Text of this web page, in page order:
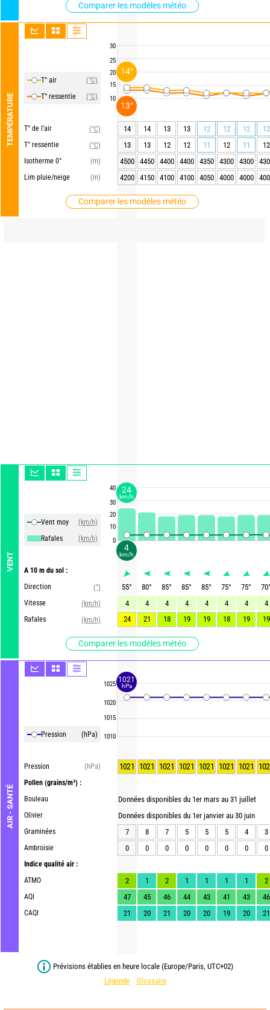
Comparer les modèles météo
TEMPÉRATURE
T° air
(°C)
T° ressentie
(°C)
T° de l'air
(°C)
T° ressentie
(°C)
Isotherme 0°
(m)
Lim pluie/neige
(m)
Comparer les modèles météo
VENT
Vent moy
(km/h)
Rafales
(km/h)
A 10 m du sol :
Direction
(°)
Vitesse
(km/h)
Rafales
(km/h)
Comparer les modèles météo
AIR - SANTÉ
Pression (hPa)
Pression
(hPa)
Pollen (grains/m³) :
Bouleau
Olivier
Graminées
Ambroisie
Indice qualité air :
ATMO
AQI
CAQI
30
25
20
15
10
40
30
20
10
0
1025
1020
1015
1010
14 14 13 13 12 12 12
12
13
13 12 12 11 12 11
12
4500
4450 4400 4400 4350 4300 4300
4200
4150 4100 4100 4050 4000 4000
55° 80° 85° 85° 85° 75° 75° 70
4
4 4 4 4 4 4
4
24
21 18 19 19 18 19 19
1021 1021 1021 1021 1021 1021 1021
Données disponibles du 1er mars au 31 juillet
Données disponibles du 1er janvier au 30 juin
7
8 7 5 5 5 4
3
0
0 0 0 0 0 0 0
2 1 2 1 1 1 1
2
47
45 46 44 43 41 43
46
21
20 21 20 20 19 20 21
Prévisions établies en heure locale (Europe/Paris, UTC+02)
Légende
Glossaire
4
km/h
24
km/h
14°
13°
1021
hPa